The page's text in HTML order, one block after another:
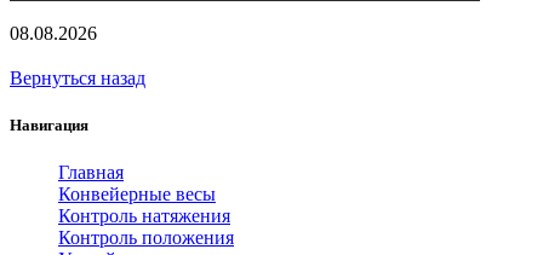
08.08.2026
Вернуться назад
Навигация
Главная
Конвейерные весы
Контроль натяжения
Контроль положения